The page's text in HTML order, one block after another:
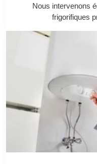
Nous intervenons
frigorifiques